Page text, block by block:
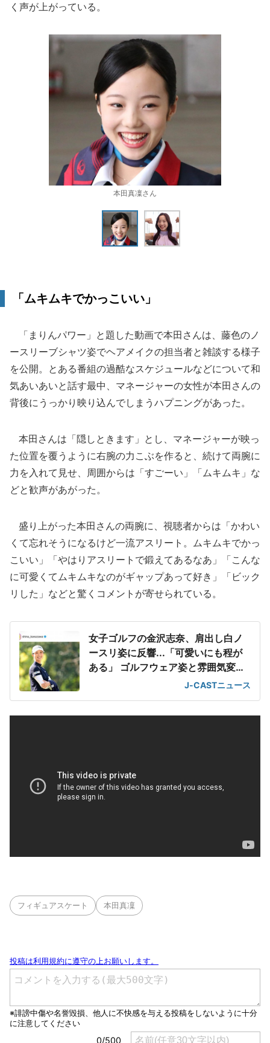
く声が上がっている。
本田真凜さん
「ムキムキでかっこいい」
「まりんパワー」と題した動画で本田さんは、藤色のノ
ースリーブシャツ姿でヘアメイクの担当者と雑談する様子
を公開。とある番組の過酷なスケジュールなどについて和
気あいあいと話す最中、マネージャーの女性が本田さんの
背後にうっかり映り込んでしまうハプニングがあった。
本田さんは「隠しときます」とし、マネージャーが映っ
た位置を覆うように右腕の力こぶを作ると、続けて両腕に
力を入れて見せ、周囲からは「すごーい」「ムキムキ」な
どと歓声があがった。
盛り上がった本田さんの両腕に、視聴者からは「かわい
くて忘れそうになるけど一流アスリート。ムキムキでかっ
こいい」「やはりアスリートで鍛えてあるなあ」「こんな
に可愛くてムキムキなのがギャップあって好き」「ビック
リした」などと驚くコメントが寄せられている。
女子ゴルフの金沢志奈、肩出し白ノ
ースリ姿に反響...「可愛いにも程が
ある」 ゴルフウェア姿と雰囲気変わ
J-CASTニュース
フィギュアスケート 本田真凜